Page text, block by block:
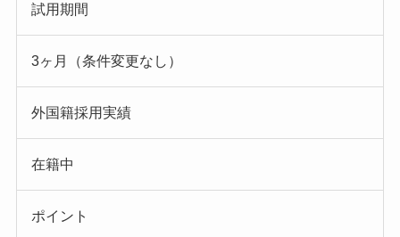
試用期間
3ヶ月（条件変更なし）
外国籍採用実績
在籍中
ポイント